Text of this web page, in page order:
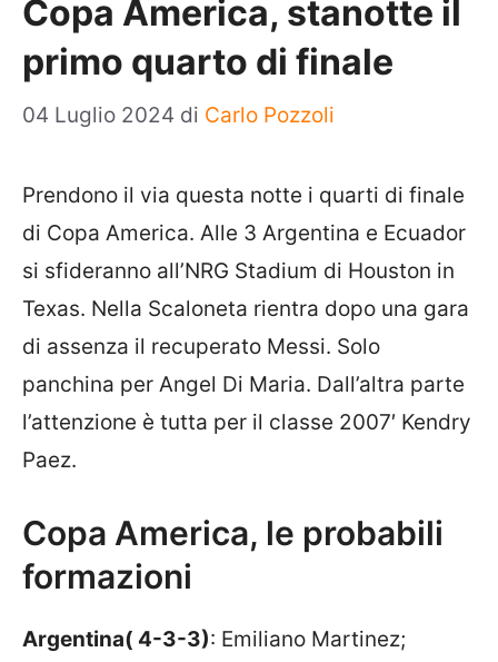
Copa America, stanotte il
primo quarto di finale
04 Luglio 2024 di Carlo Pozzoli
Prendono il via questa notte i quarti di finale
di Copa America. Alle 3 Argentina e Ecuador
si sfideranno all’NRG Stadium di Houston in
Texas. Nella Scaloneta rientra dopo una gara
di assenza il recuperato Messi. Solo
panchina per Angel Di Maria. Dall’altra parte
l’attenzione è tutta per il classe 2007′ Kendry
Paez.
Copa America, le probabili
formazioni
Argentina( 4-3-3): Emiliano Martinez;